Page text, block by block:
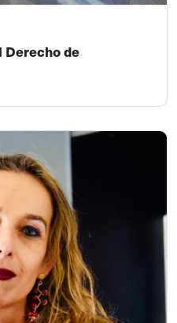
Derecho de